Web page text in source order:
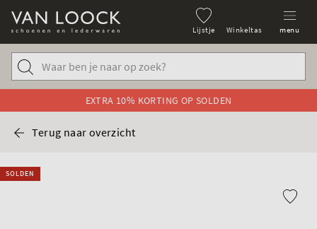
Lijstje Winkeltas menu
EXTRA 10% KORTING OP SOLDEN
Terug naar overzicht
SOLDEN